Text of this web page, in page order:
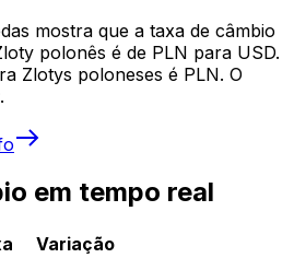
mostra que a taxa de câmbio
polonês é de PLN para USD.
Zlotys poloneses é PLN. O
em tempo real
Variação